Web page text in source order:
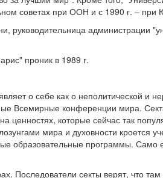
советах при ООН и с 1990 г. –
руководительница администрации
проник в 1989 г.
о себе как о неполитической и
Всемирные конференции мира.
ценностях, которые сейчас так
мира и духовности кроется
образовательные программы.
Последователи секты верят, что